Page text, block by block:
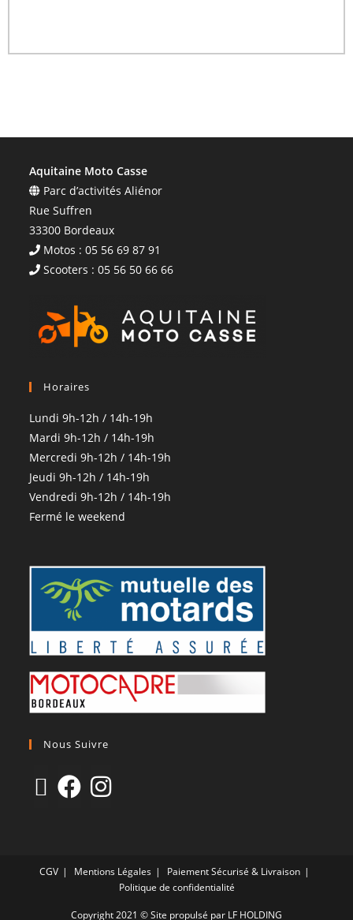
Aquitaine Moto Casse
Parc d’activités Aliénor
Rue Suffren
33300 Bordeaux
Motos : 05 56 69 87 91
Scooters : 05 56 50 66 66
Horaires
Lundi 9h-12h / 14h-19h
Mardi 9h-12h / 14h-19h
Mercredi 9h-12h / 14h-19h
Jeudi 9h-12h / 14h-19h
Vendredi 9h-12h / 14h-19h
Fermé le weekend
Nous Suivre
CGV Mentions Légales
Paiement Sécurisé & Livraison
Politique de confidentialité
Copyright 2021 © Site propulsé par LF HOLDING